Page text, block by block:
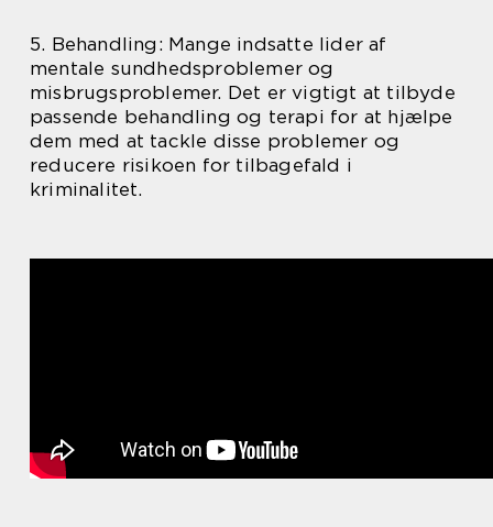
5. Behandling: Mange indsatte lider af
mentale sundhedsproblemer og
misbrugsproblemer. Det er vigtigt at tilbyde
passende behandling og terapi for at hjælpe
dem med at tackle disse problemer og
reducere risikoen for tilbagefald i
kriminalitet.